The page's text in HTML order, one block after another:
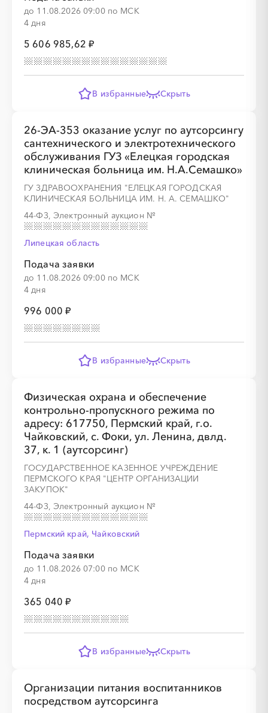
до 11.08.2026 09:00 по МСК
4 дня
5 606 985,62 ₽
В избранные Скрыть
26-ЭА-353 оказание услуг по аутсорсингу
сантехнического и электротехнического
обслуживания ГУЗ «Елецкая городская
клиническая больница им. Н.А.Семашко»
ГУ ЗДРАВООХРАНЕНИЯ "ЕЛЕЦКАЯ ГОРОДСКАЯ
КЛИНИЧЕСКАЯ БОЛЬНИЦА ИМ. Н. А. СЕМАШКО"
44-ФЗ, Электронный аукцион №
Липецкая область
Подача заявки
до 11.08.2026 09:00 по МСК
4 дня
996 000 ₽
В избранные Скрыть
Физическая охрана и обеспечение
контрольно-пропускного режима по
адресу: 617750, Пермский край, г.о.
Чайковский, с. Фоки, ул. Ленина, двлд.
37, к. 1 (аутсорсинг)
ГОСУДАРСТВЕННОЕ КАЗЕННОЕ УЧРЕЖДЕНИЕ
ПЕРМСКОГО КРАЯ "ЦЕНТР ОРГАНИЗАЦИИ
ЗАКУПОК"
44-ФЗ, Электронный аукцион №
Пермский край, Чайковский
Подача заявки
до 11.08.2026 07:00 по МСК
4 дня
365 040 ₽
В избранные Скрыть
Организации питания воспитанников
посредством аутсорсинга